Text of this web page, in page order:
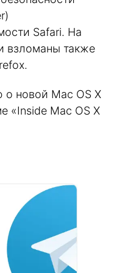
Safari. На
взломаны также
новой Mac OS X
«Inside Mac OS X